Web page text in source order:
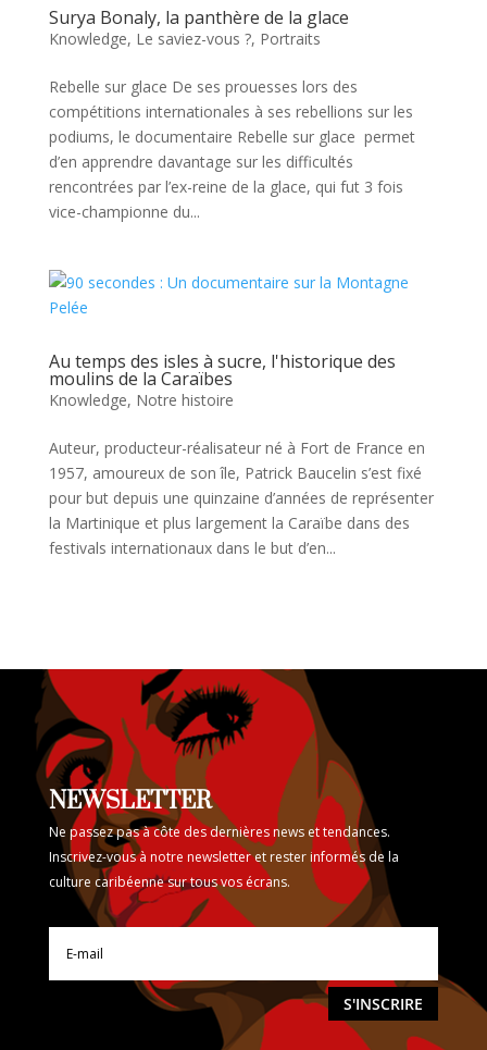
Surya Bonaly, la panthère de la glace
Knowledge, Le saviez-vous ?, Portraits
Rebelle sur glace De ses prouesses lors des
compétitions internationales à ses rebellions sur les
podiums, le documentaire Rebelle sur glace permet
d’en apprendre davantage sur les difficultés
rencontrées par l’ex-reine de la glace, qui fut 3 fois
vice-championne du...
Au temps des isles à sucre, l'historique des
moulins de la Caraïbes
Knowledge, Notre histoire
Auteur, producteur-réalisateur né à Fort de France en
1957, amoureux de son île, Patrick Baucelin s’est fixé
pour but depuis une quinzaine d’années de représenter
la Martinique et plus largement la Caraïbe dans des
festivals internationaux dans le but d’en...
NEWSLETTER
Ne passez pas à côte des dernières news et tendances.
Inscrivez-vous à notre newsletter et rester informés de la
culture caribéenne sur tous vos écrans.
S'INSCRIRE